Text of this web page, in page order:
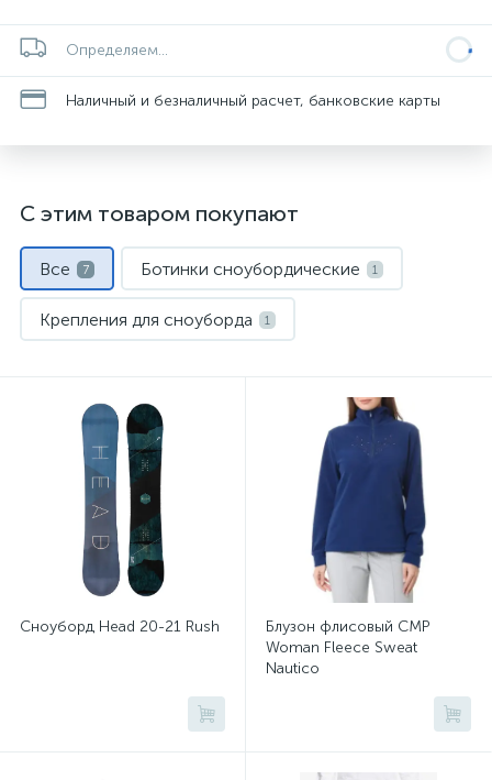
Определяем...
Наличный и безналичный расчет, банковские карты
С этим товаром покупают
Все 7 Ботинки сноубордические 1
Крепления для сноуборда 1
Термобелье
Штаны для сноуборда
Сноуборд Head 20-21 Rush
Блузон флисовый CMP
Woman Fleece Sweat
Nautico